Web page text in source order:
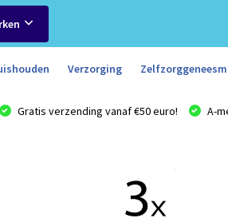
Verzorging
Gratis verzending vanaf €50 euro! A-